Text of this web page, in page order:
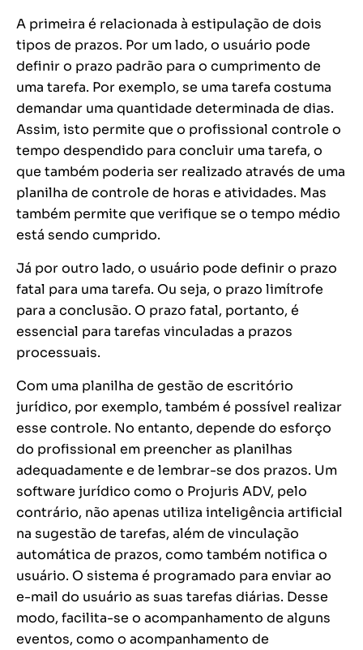
A primeira é relacionada à estipulação de dois
tipos de prazos. Por um lado, o usuário pode
definir o prazo padrão para o cumprimento de
uma tarefa. Por exemplo, se uma tarefa costuma
demandar uma quantidade determinada de dias.
Assim, isto permite que o profissional controle o
tempo despendido para concluir uma tarefa, o
que também poderia ser realizado através de uma
planilha de controle de horas e atividades. Mas
também permite que verifique se o tempo médio
está sendo cumprido.
Já por outro lado, o usuário pode definir o prazo
fatal para uma tarefa. Ou seja, o prazo limítrofe
para a conclusão. O prazo fatal, portanto, é
essencial para tarefas vinculadas a prazos
processuais.
Com uma planilha de gestão de escritório
jurídico, por exemplo, também é possível realizar
esse controle. No entanto, depende do esforço
do profissional em preencher as planilhas
adequadamente e de lembrar-se dos prazos. Um
software jurídico como o Projuris ADV, pelo
contrário, não apenas utiliza inteligência artificial
na sugestão de tarefas, além de vinculação
automática de prazos, como também notifica o
usuário. O sistema é programado para enviar ao
e-mail do usuário as suas tarefas diárias. Desse
modo, facilita-se o acompanhamento de alguns
eventos, como o acompanhamento de